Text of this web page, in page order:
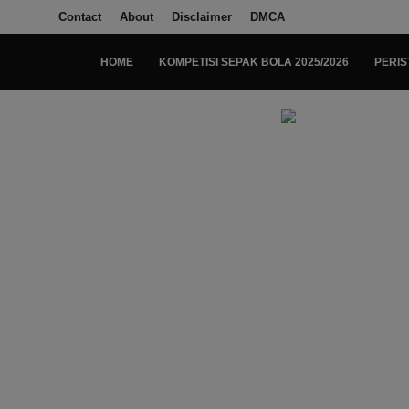
Contact About Disclaimer DMCA
HOME KOMPETISI SEPAK BOLA 2025/2026